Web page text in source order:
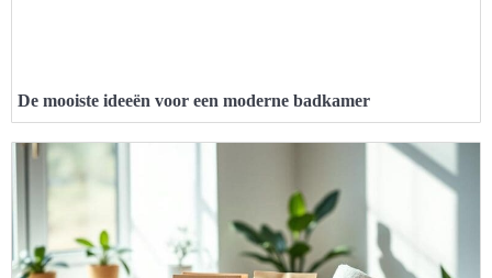
De mooiste ideeën voor een moderne badkamer